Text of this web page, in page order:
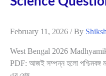
February 11, 2026 / By
West Bengal 2026
PDF: আজই সম্পন্ন হলো পশ্চিমবঙ্গ